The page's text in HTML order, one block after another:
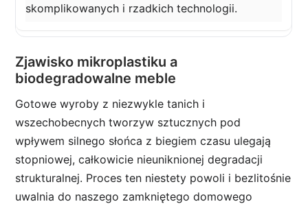
skomplikowanych i rzadkich technologii.
Zjawisko mikroplastiku a
biodegradowalne meble
Gotowe wyroby z niezwykle tanich i
wszechobecnych tworzyw sztucznych pod
wpływem silnego słońca z biegiem czasu ulegają
stopniowej, całkowicie nieuniknionej degradacji
strukturalnej. Proces ten niestety powoli i bezlitośnie
uwalnia do naszego zamkniętego domowego